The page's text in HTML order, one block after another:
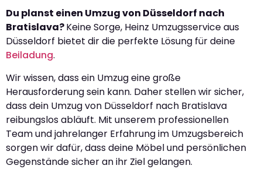
Du planst einen Umzug von Düsseldorf nach
Bratislava?Keine Sorge, Heinz Umzugsservice aus
Düsseldorf bietet dir die perfekte Lösung für deine
Beiladung.
Wir wissen, dass ein Umzug eine große
Herausforderung sein kann. Daher stellen wir sicher,
dass dein Umzug von Düsseldorf nach Bratislava
reibungslos abläuft. Mit unserem professionellen
Team und jahrelanger Erfahrung im Umzugsbereich
sorgen wir dafür, dass deine Möbel und persönlichen
Gegenstände sicher an ihr Ziel gelangen.